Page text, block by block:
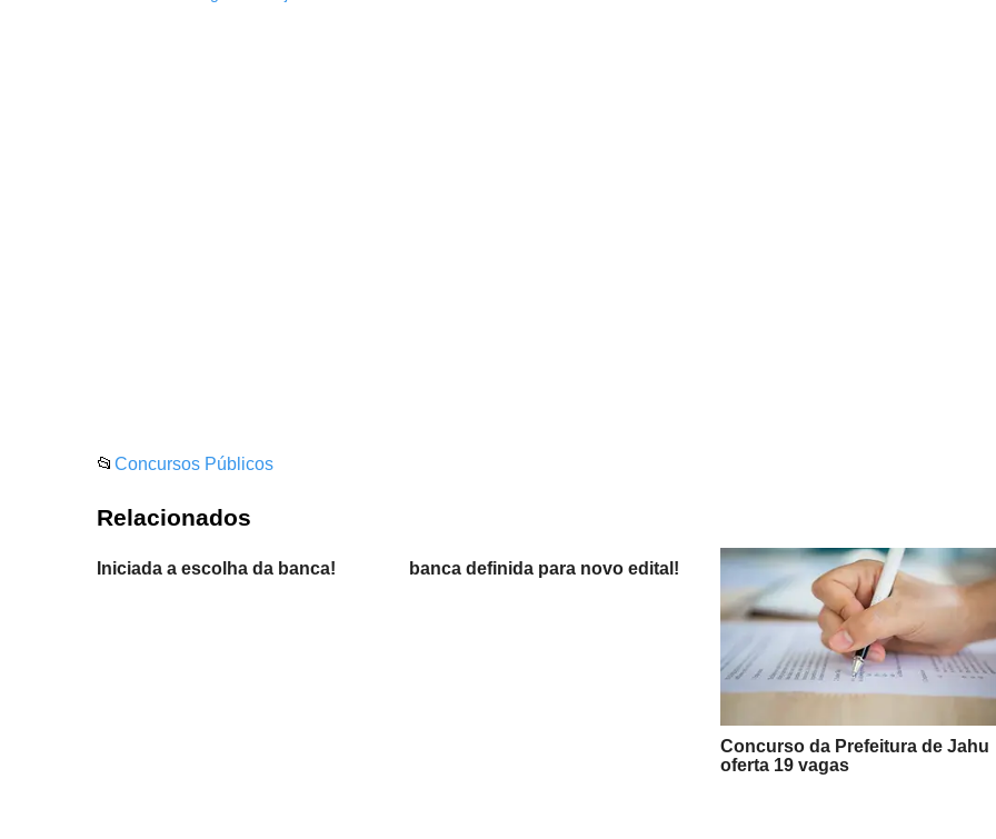
📂 Concursos Públicos
Relacionados
Iniciada a escolha da banca! banca definida para novo edital!
Concurso da Prefeitura de Jahu
oferta 19 vagas